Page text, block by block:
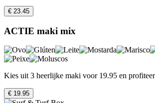
€ 23.45
ACTIE maki mix
Kies uit 3 heerlijke maki voor 19.95 en
€ 19.95